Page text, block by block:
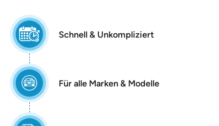
Schnell & Unkompliziert
Für alle Marken & Modelle